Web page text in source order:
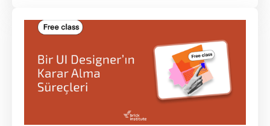
kaynaklarından nasıl anlamlı çıktılar
üretebileceğinizi ve kendi iş süreçlerinizi AI ile
nasıl yeniden tasarlayabileceğinizi adım adım ele
alacağız.